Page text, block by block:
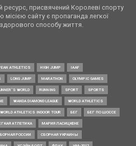
ресурс, присвячений Королеві спорту
місією сайту є пропаганда легкої
способу життя.
ATHLETICS HIGH JUMP IAAF
LONG JUMP MARATHON OLYMPIC GAMES
WORLD RUNNING SPORT SPORTS
WANDA DIAMOND LEAGUE WORLD ATHLETICS
WORLD ATHLETICS INDOOR TOUR БЕГ БЕГ ПО ШОССЕ
АТЛЕТИКА МАРИЯ ЛАСИЦКЕНЕ
РОССИИ СБОРНАЯ УКРАИНЫ